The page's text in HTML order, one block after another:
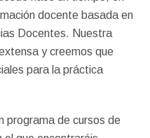
docente basada en
Docentes. Nuestra
y creemos que
para la práctica
programa de cursos de